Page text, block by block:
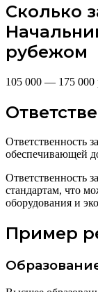
Сколько
рубежом
105 000 — 175 000
Ответственность
обеспечивающей
Ответственность
стандартам, что
оборудования и
Пример